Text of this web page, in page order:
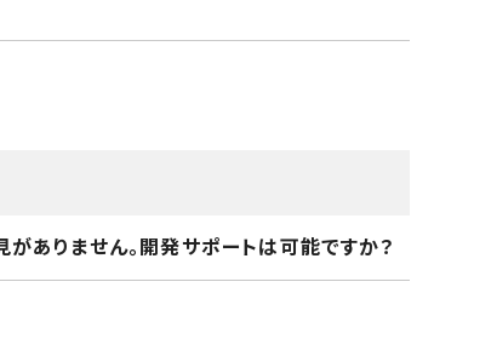
ありません。開発サポートは可能ですか？